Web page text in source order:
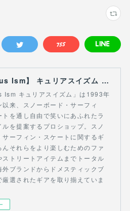
【Curious Ism】 キュリアスイズム l スノーボードショップ サーフショップ 福島県 会津若松市 郡山市 通販
Ism キュリアスイズム」は1993年
以来、スノーボード・サーフィ
トを通し自由で笑いにあふれたラ
ルを提案するプロショップ。スノ
サーフィン・スケートに関するギ
んそれらをより楽しむためのファ
ストリートアイテムまでトータル
外ブランドからドメスティックブ
厳選されたギアを取り揃えていま